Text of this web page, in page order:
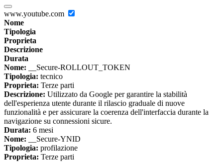
www.youtube.com
Nome
Tipologia
Proprieta
Descrizione
Durata
Nome: __Secure-ROLLOUT_TOKEN
Tipologia: tecnico
Proprieta: Terze parti
Descrizione: Utilizzato da Google per garantire la stabilità
dell'esperienza utente durante il rilascio graduale di nuove
funzionalità e per assicurare la coerenza dell'interfaccia durante la
navigazione su connessioni sicure.
Durata: 6 mesi
Nome: __Secure-YNID
Tipologia: profilazione
Proprieta: Terze parti